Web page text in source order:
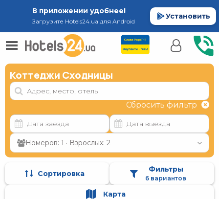
В приложении удобнее!
Загрузите Hotels24.ua для Android
Установить
Коттеджи Сходницы
Сбросить фильтр
Номеров: 1 · Взрослых: 2
Сортировка Фильтры
6 вариантов
Карта